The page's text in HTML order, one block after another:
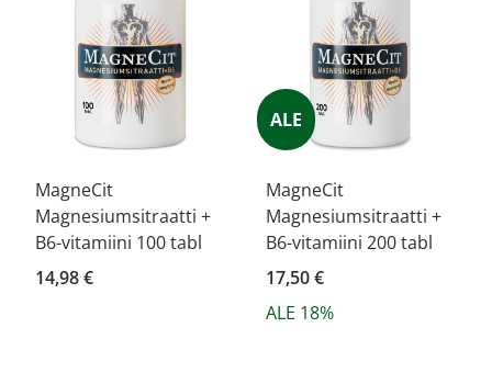
MagneCit
Magnesiumsitraatti +
B6-vitamiini 100 tabl
14,98 €
ALE
MagneCit
Magnesiumsitraatti +
B6-vitamiini 200 tabl
17,50 €
ALE 18%